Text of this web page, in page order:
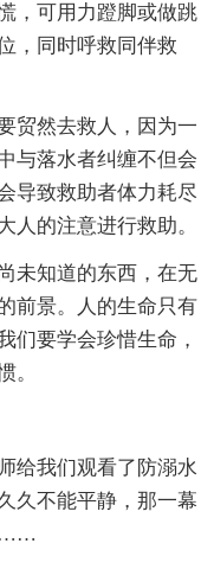
，可用力蹬脚或做跳
，同时呼救同伴救
贸然去救人，因为一
与落水者纠缠不但会
导致救助者体力耗尽
人的注意进行救助。
未知道的东西，在无
前景。人的生命只有
们要学会珍惜生命，
。
给我们观看了防溺水
久不能平静，那一幕
……